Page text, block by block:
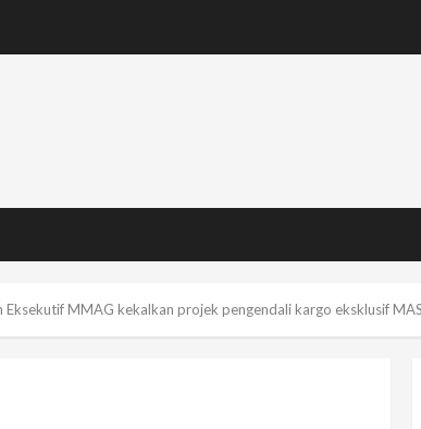
MMAG kekalkan projek pengendali kargo eksklusif